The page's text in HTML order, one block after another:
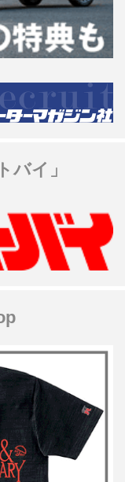
バイ」